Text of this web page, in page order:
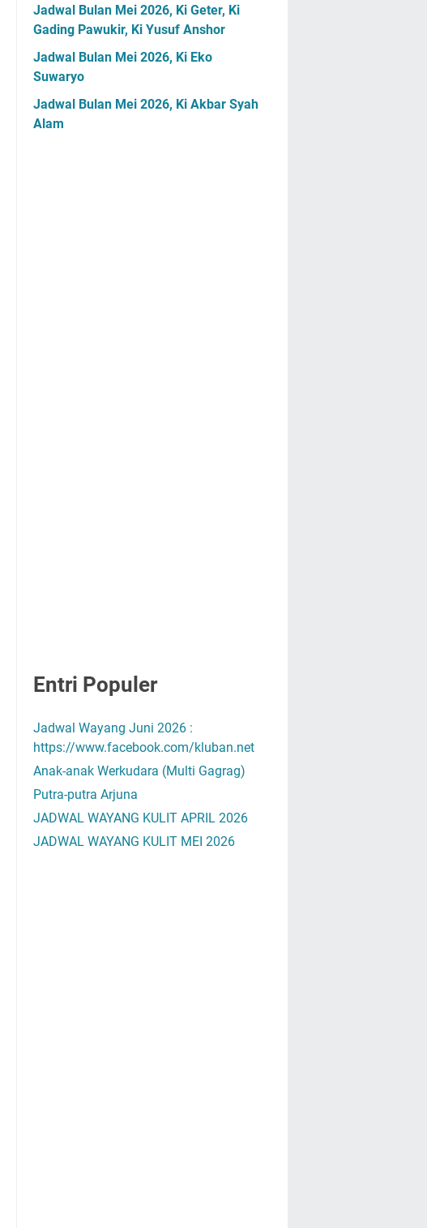
Jadwal Bulan Mei 2026, Ki Geter, Ki
Gading Pawukir, Ki Yusuf Anshor
Jadwal Bulan Mei 2026, Ki Eko
Suwaryo
Jadwal Bulan Mei 2026, Ki Akbar Syah
Alam
Entri Populer
Jadwal Wayang Juni 2026 :
https://www.facebook.com/kluban.net
Anak-anak Werkudara (Multi Gagrag)
Putra-putra Arjuna
JADWAL WAYANG KULIT APRIL 2026
JADWAL WAYANG KULIT MEI 2026